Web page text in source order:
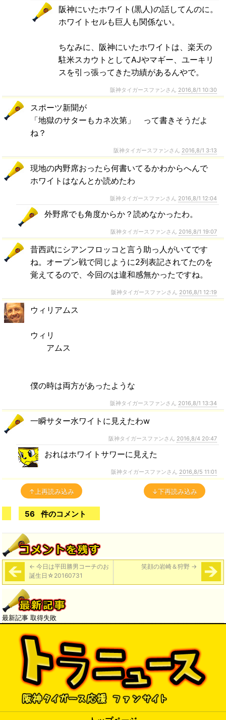
阪神にいたホワイト(黒人)の話してんのに。
ホワイトセルも巨人も関係ない。
ちなみに、阪神にいたホワイトは、楽天の
駐米スカウトとしてAJやマギー、ユーキリ
スを引っ張ってきた功績があるんやで。
阪神タイガースファンさん 2016,8/1 10:30
スポーツ新聞が
「地獄のサターもカネ次第」 って書きそうだよ
ね？
阪神タイガースファンさん 2016,8/1 3:13
現地の内野席おったら何書いてるかわからへんで
ホワイトはなんとか読めたわ
阪神タイガースファンさん 2016,8/1 12:04
外野席でも角度からか？読めなかったわ。
阪神タイガースファンさん 2016,8/1 19:07
昔西武にシアンフロッコと言う助っ人がいてです
ね。オープン戦で同じように2列表記されてたのを
覚えてるので、今回のは違和感無かったですね。
阪神タイガースファンさん 2016,8/1 12:19
ウィリアムス
ウィリ
アムス
僕の時は両方があったような
阪神タイガースファンさん 2016,8/1 13:34
一瞬サター水ワイトに見えたわw
阪神タイガースファンさん 2016,8/4 20:47
おれはホワイトサワーに見えた
阪神タイガースファンさん 2016,8/5 11:01
↑上再読み込み ↓下再読み込み
56 件のコメント
← 今日は平田勝男コーチのお
誕生日☆20160731
笑顔の岩崎＆狩野 →
最新記事 取得失敗